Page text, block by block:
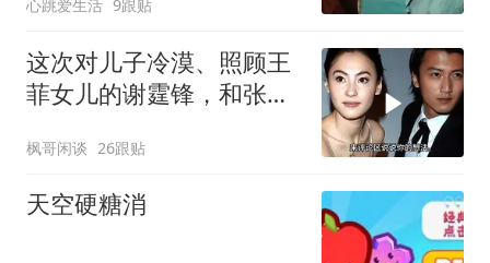
心跳爱生活 9跟贴
这次对儿子冷漠、照顾王
菲女儿的谢霆锋，和张柏
枫哥闲谈 26跟贴
天空硬糖消